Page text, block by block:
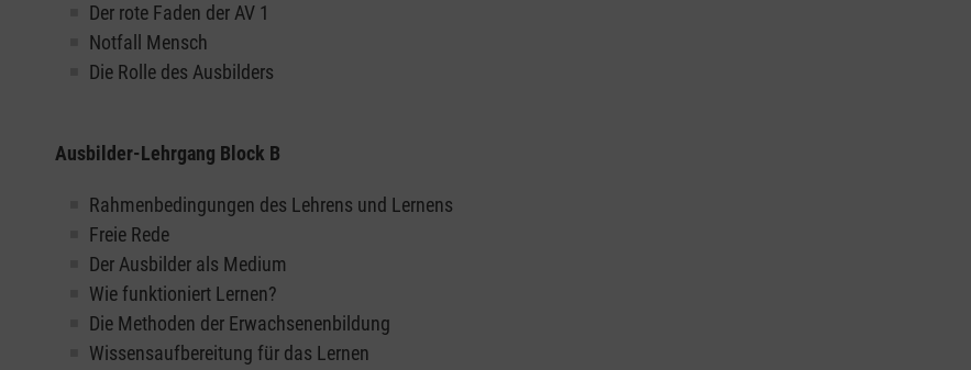
Der rote Faden der AV 1
Notfall Mensch
Die Rolle des Ausbilders
Ausbilder-Lehrgang Block B
Rahmenbedingungen des Lehrens und Lernens
Freie Rede
Der Ausbilder als Medium
Wie funktioniert Lernen?
Die Methoden der Erwachsenenbildung
Wissensaufbereitung für das Lernen